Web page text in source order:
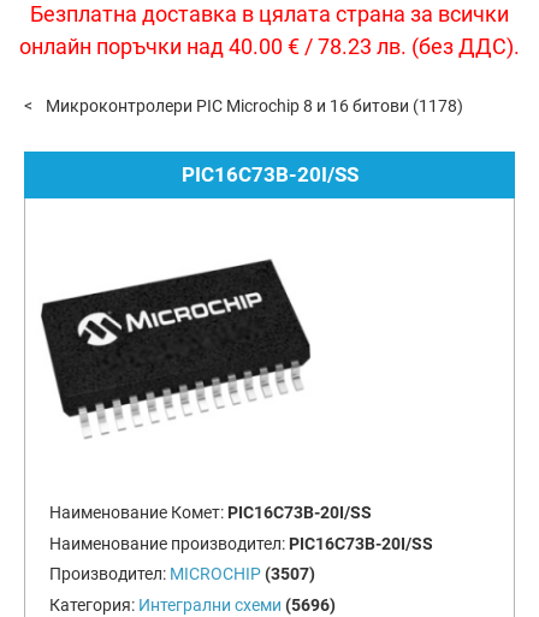
Безплатна доставка в цялата страна за всички
онлайн поръчки над 40.00 € / 78.23 лв. (без ДДС).
Микроконтролери PIC Microchip 8 и 16 битови (1178)
PIC16C73B-20I/SS
Наименование Комет: PIC16C73B-20I/SS
Наименование производител: PIC16C73B-20I/SS
Производител: MICROCHIP (3507)
Категория: Интегрални схеми (5696)